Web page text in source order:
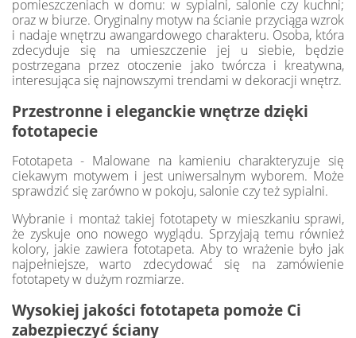
pomieszczeniach w domu: w sypialni, salonie czy kuchni;
oraz w biurze. Oryginalny motyw na ścianie przyciąga wzrok
i nadaje wnętrzu awangardowego charakteru. Osoba, która
zdecyduje się na umieszczenie jej u siebie, będzie
postrzegana przez otoczenie jako twórcza i kreatywna,
interesująca się najnowszymi trendami w dekoracji wnętrz.
Przestronne i eleganckie wnętrze dzięki
fototapecie
Fototapeta - Malowane na kamieniu charakteryzuje się
ciekawym motywem i jest uniwersalnym wyborem. Może
sprawdzić się zarówno w pokoju, salonie czy też sypialni.
Wybranie i montaż takiej fototapety w mieszkaniu sprawi,
że zyskuje ono nowego wyglądu. Sprzyjają temu również
kolory, jakie zawiera fototapeta. Aby to wrażenie było jak
najpełniejsze, warto zdecydować się na zamówienie
fototapety w dużym rozmiarze.
Wysokiej jakości fototapeta pomoże Ci
zabezpieczyć ściany